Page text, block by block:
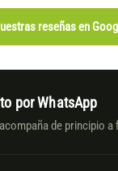
reseñas en
por WhatsApp
de principio a